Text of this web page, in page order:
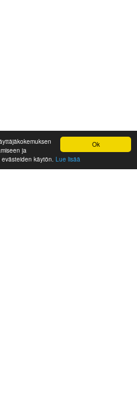
Ok
ja
käytön. Lue lisää